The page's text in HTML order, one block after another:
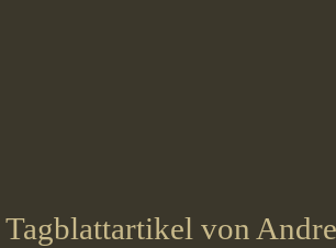
Tagblattartikel von